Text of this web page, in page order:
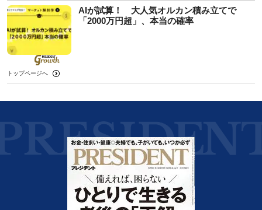
AIが試算！ 大人気オルカン積み立てで
「2000万円超」、本当の確率
トップページへ